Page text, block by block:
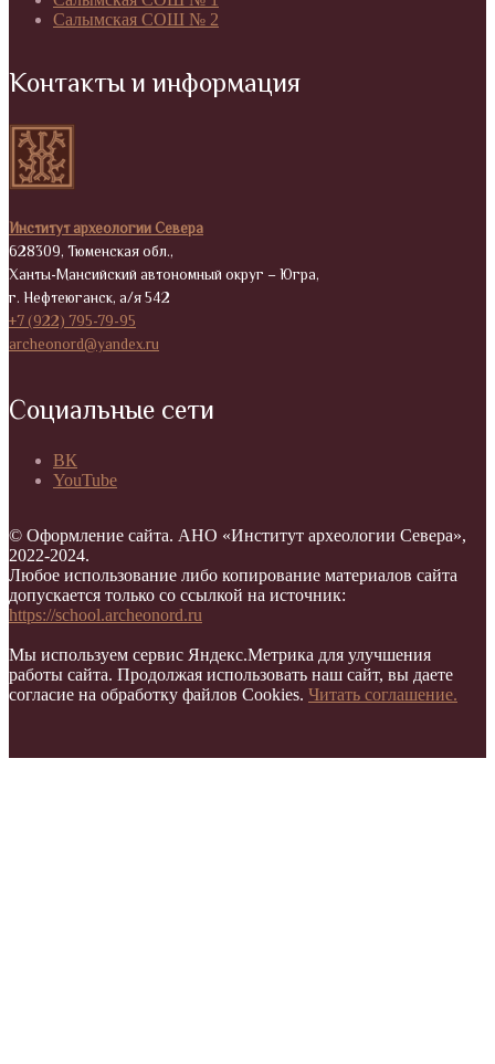
Салымская СОШ № 2
Контакты и информация
Институт археологии Севера
628309, Тюменская обл.,
Ханты-Мансийский автономный округ – Югра,
г. Нефтеюганск, а/я 542
+7 (922) 795-79-95
archeonord@yandex.ru
Социальные сети
ВК
YouTube
© Оформление сайта. АНО «Институт археологии Севера»,
2022-2024.
Любое использование либо копирование материалов сайта
допускается только со ссылкой на источник:
https://school.archeonord.ru
Мы используем сервис Яндекс.Метрика для улучшения
работы сайта. Продолжая использовать наш сайт, вы даете
согласие на обработку файлов Cookies. Читать соглашение.